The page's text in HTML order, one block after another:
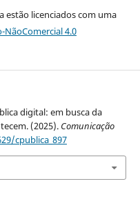
estão licenciados com uma
NãoComercial 4.0
digital: em busca da
(2025). Comunicação
cpublica_897